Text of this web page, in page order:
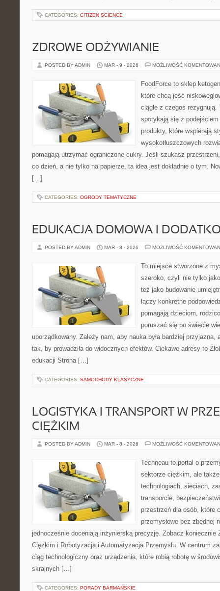
CATEGORIES: CITIZEN SCIENCE
ZDROWE ODŻYWIANIE
POSTED BY ADMIN MAR - 9 - 2026 MOŻLIWOŚĆ
FoodForce to sklep
które chcą jeść
ciągle z czegoś
spotykają się z
produkty, które wspierają
wysokotłuszczowych
pomagają utrzymać ograniczone cukry. Jeśli szukasz
co dzień, a nie tylko na papierze, ta idea jest dokładnie o tym.
[…]
CATEGORIES: OGRODY TEMATYCZNE
EDUKACJA DOMOWA I
POSTED BY ADMIN MAR - 8 - 2026 MOŻLIWOŚĆ
To miejsce stworzone z
szeroko, czyli nie tylko
też jako budowanie
łączy konkretne
pomagają dzieciom,
poruszać się po świecie
uporządkowany. Zależy nam, aby nauka była bardziej przyjazna,
tak, by prowadziła do widocznych efektów. Ciekawe adresy to
edukacji Strona […]
CATEGORIES: SAMOCHODY KLASYCZNE
LOGISTYKA I TRANSPORT W
CIĘŻKIM
POSTED BY ADMIN MAR - 8 - 2026 MOŻLIWOŚĆ
Techneau to portal o
sektorze ciężkim, ale
technologiach, sieciach,
transporcie,
przestrzeń dla osób, które
przemysłowe bez zbędnej
jednocześnie doceniają inżynierską precyzję. Zobacz koniecznie
Ciężkim i Robotyzacja i Automatyzacja Przemysłu. W centrum
ciąg technologiczny oraz urządzenia, które robią robotę w
skrajnych […]
CATEGORIES: PORADY BARMAŃSKIE